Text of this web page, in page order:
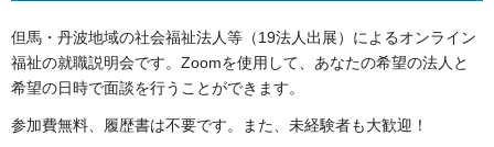
但馬・丹波地域の社会福祉法人等（19法人出展）によるオンライン
福祉の就職説明会です。Zoomを使用して、あなたの希望の法人と
希望の日時で面談を行うことができます。
参加費無料、履歴書は不要です。また、未経験者も大歓迎！